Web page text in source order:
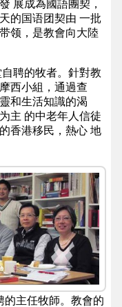
展成為國語團契，
的国语团契由 一批
领，是教會向大陸
聘的牧者。針對教
西小組，通過查
和生活知識的渴
主 的中老年人信徒
香港移民，熱心 地
的主任牧師。教會的